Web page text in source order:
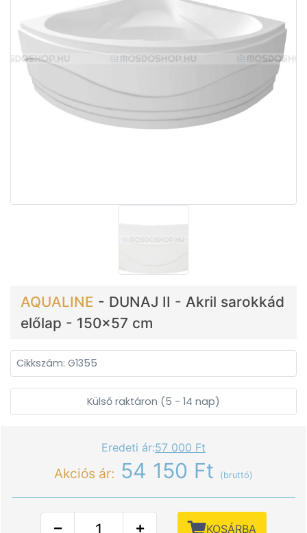
AQUALINE - DUNAJ II - Akril sarokkád
előlap - 150x57 cm
Cikkszám: G1355
Külső raktáron (5 - 14 nap)
Eredeti ár:57 000 Ft
Akciós ár: 54 150 Ft (bruttó)
KOSÁRBA